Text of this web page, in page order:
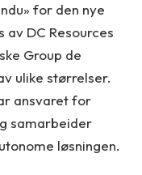
for den nye
DC Resources
Group de
ulike størrelser.
ansvaret for
samarbeider
løsningen.